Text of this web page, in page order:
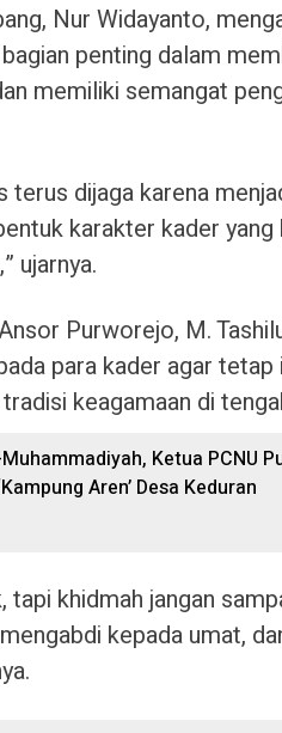
Nur Widayanto,
penting dalam
memiliki semangat
terus dijaga karena
karakter kader yang
ujarnya.
Purworejo, M.
para kader agar
keagamaan di
Ketua PCNU
Aren’ Desa Keduran
tapi khidmah jangan
kepada umat,